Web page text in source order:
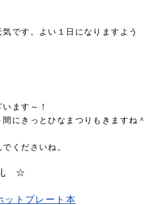
です。よい１日になりますよう
ます～！
にきっとひなまつりもきますね＾
くださいね。
礼 ☆
ットプレート本